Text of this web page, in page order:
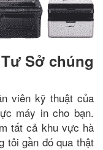
Sở chúng
viên kỹ thuật của
máy in cho bạn.
tất cả khu vực hà
tôi gần đó qua thật